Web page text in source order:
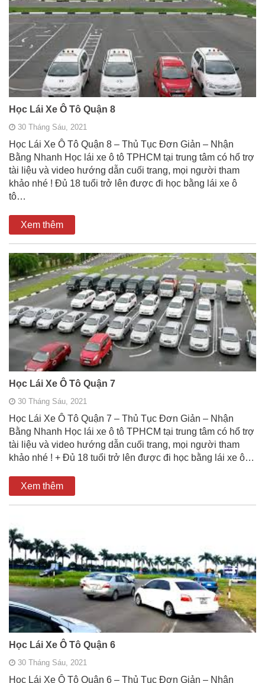
Học Lái Xe Ô Tô Quận 8
30 Tháng Sáu, 2021
Học Lái Xe Ô Tô Quận 8 – Thủ Tục Đơn Giản – Nhận
Bằng Nhanh Học lái xe ô tô TPHCM tại trung tâm có hổ trợ
tài liệu và video hướng dẫn cuối trang, mọi người tham
khảo nhé ! Đủ 18 tuổi trở lên được đi học bằng lái xe ô
tô…
Xem thêm
Học Lái Xe Ô Tô Quận 7
30 Tháng Sáu, 2021
Học Lái Xe Ô Tô Quận 7 – Thủ Tục Đơn Giản – Nhận
Bằng Nhanh Học lái xe ô tô TPHCM tại trung tâm có hổ trợ
tài liệu và video hướng dẫn cuối trang, mọi người tham
khảo nhé ! + Đủ 18 tuổi trở lên được đi học bằng lái xe ô…
Xem thêm
Học Lái Xe Ô Tô Quận 6
30 Tháng Sáu, 2021
Học Lái Xe Ô Tô Quận 6 – Thủ Tục Đơn Giản – Nhận